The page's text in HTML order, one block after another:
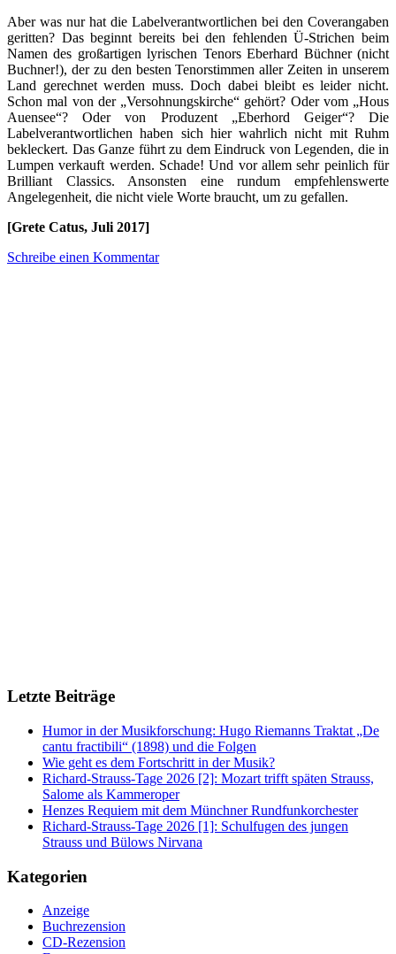
Aber was nur hat die Labelverantwortlichen bei den Coverangaben
geritten? Das beginnt bereits bei den fehlenden Ü-Strichen beim
Namen des großartigen lyrischen Tenors Eberhard Büchner (nicht
Buchner!), der zu den besten Tenorstimmen aller Zeiten in unserem
Land gerechnet werden muss. Doch dabei bleibt es leider nicht.
Schon mal von der „Versohnungskirche“ gehört? Oder vom „Hous
Auensee“? Oder von Produzent „Eberhord Geiger“? Die
Labelverantwortlichen haben sich hier wahrlich nicht mit Ruhm
bekleckert. Das Ganze führt zu dem Eindruck von Legenden, die in
Lumpen verkauft werden. Schade! Und vor allem sehr peinlich für
Brilliant Classics. Ansonsten eine rundum empfehlenswerte
Angelegenheit, die nicht viele Worte braucht, um zu gefallen.
[Grete Catus, Juli 2017]
Schreibe einen Kommentar
Letzte Beiträge
Humor in der Musikforschung: Hugo Riemanns Traktat „De
cantu fractibili“ (1898) und die Folgen
Wie geht es dem Fortschritt in der Musik?
Richard-Strauss-Tage 2026 [2]: Mozart trifft späten Strauss,
Salome als Kammeroper
Henzes Requiem mit dem Münchner Rundfunkorchester
Richard-Strauss-Tage 2026 [1]: Schulfugen des jungen
Strauss und Bülows Nirvana
Kategorien
Anzeige
Buchrezension
CD-Rezension